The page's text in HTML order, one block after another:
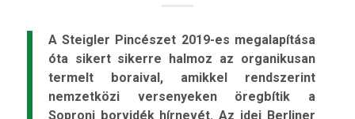
A Steigler Pincészet 2019-es megalapítása
óta sikert sikerre halmoz az organikusan
termelt boraival, amikkel rendszerint
nemzetközi versenyeken öregbítik a
Soproni borvidék hírnevét. Az idei Berliner